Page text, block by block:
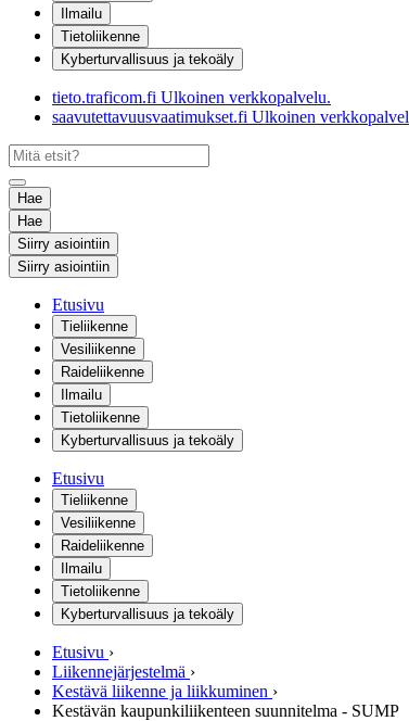
Ilmailu
Tietoliikenne
Kyberturvallisuus ja tekoäly
tieto.traficom.fi Ulkoinen verkkopalvelu.
saavutettavuusvaatimukset.fi Ulkoinen
Hae
Hae
Siirry asiointiin
Siirry asiointiin
Etusivu
Tieliikenne
Vesiliikenne
Raideliikenne
Ilmailu
Tietoliikenne
Kyberturvallisuus ja tekoäly
Etusivu
Tieliikenne
Vesiliikenne
Raideliikenne
Ilmailu
Tietoliikenne
Kyberturvallisuus ja tekoäly
Etusivu ›
Liikennejärjestelmä ›
Kestävä liikenne ja liikkuminen ›
Kestävän kaupunkiliikenteen suunnitelma - SUMP